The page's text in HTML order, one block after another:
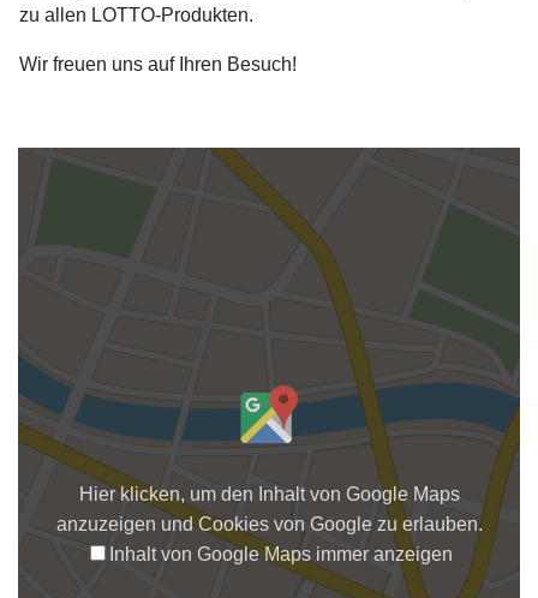
zu allen LOTTO-Produkten.
Wir freuen uns auf Ihren Besuch!
Hier klicken, um den Inhalt von Google Maps
anzuzeigen und Cookies von Google zu erlauben.
Inhalt von Google Maps immer anzeigen